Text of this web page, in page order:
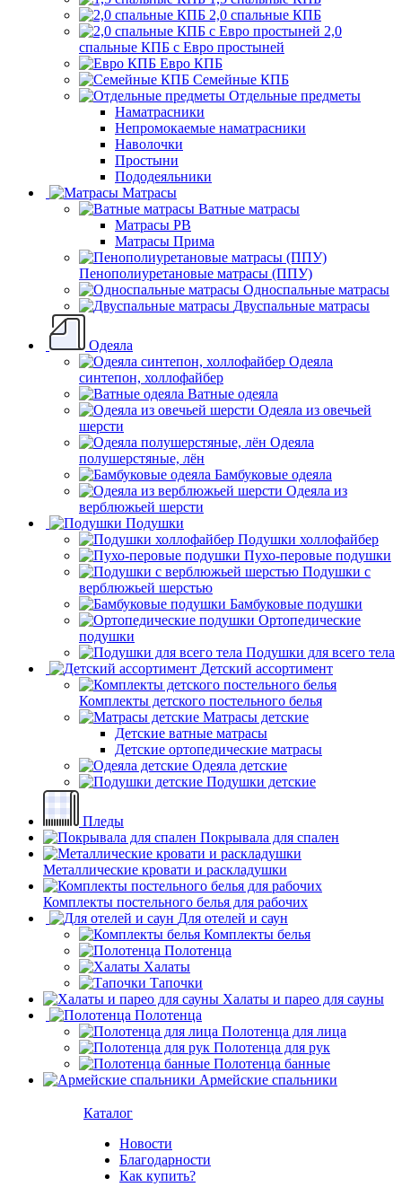
2,0 спальные КПБ
2,0
спальные КПБ с Евро простыней
Евро КПБ
Семейные КПБ
Отдельные предметы
Наматрасники
Непромокаемые наматрасники
Наволочки
Простыни
Пододеяльники
Матрасы
Ватные матрасы
Матрасы РВ
Матрасы Прима
Пенополиуретановые матрасы (ППУ)
Односпальные матрасы
Двуспальные матрасы
Одеяла
Одеяла
синтепон, холлофайбер
Ватные одеяла
Одеяла из овечьей
шерсти
Одеяла
полушерстяные, лён
Бамбуковые одеяла
Одеяла из
верблюжьей шерсти
Подушки
Подушки холлофайбер
Пухо-перовые подушки
Подушки с
верблюжьей шерстью
Бамбуковые подушки
Ортопедические
подушки
Подушки для всего тела
Детский ассортимент
Комплекты детского постельного белья
Матрасы детские
Детские ватные матрасы
Детские ортопедические матрасы
Одеяла детские
Подушки детские
Пледы
Покрывала для спален
Металлические кровати и раскладушки
Комплекты постельного белья для рабочих
Для отелей и саун
Комплекты белья
Полотенца
Халаты
Тапочки
Халаты и парео для сауны
Полотенца
Полотенца для лица
Полотенца для рук
Полотенца банные
Армейские спальники
Каталог
Новости
Благодарности
Как купить?